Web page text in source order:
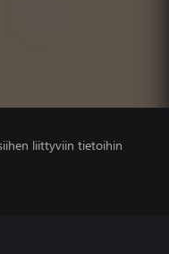
liittyviin tietoihin